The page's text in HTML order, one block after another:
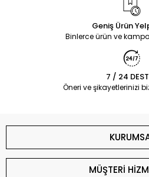
Geniş Ürün
Binlerce ürün ve
7 / 24
Öneri ve şikayetlerinizi
MÜŞTERİ